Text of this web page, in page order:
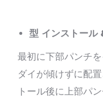
型 インストール
最初に下部パンチ
ダイが傾けずに配
トール後に上部パ